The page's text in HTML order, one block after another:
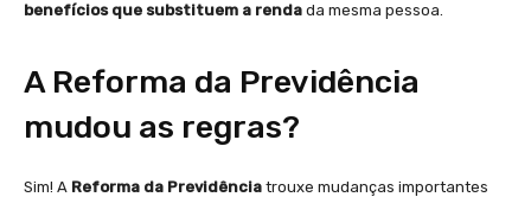
benefícios que substituem a renda da mesma pessoa.
A Reforma da Previdência
mudou as regras?
Sim! A Reforma da Previdência trouxe mudanças importantes